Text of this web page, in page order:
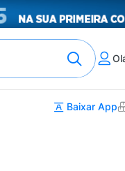
Baixar App